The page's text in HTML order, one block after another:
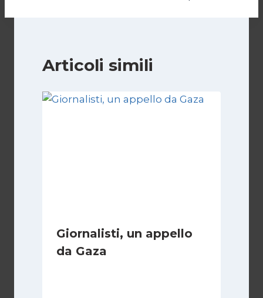
Articoli simili
Giornalisti, un appello
da Gaza